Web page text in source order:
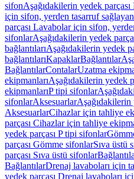
sifonAşağıdakilerin yedek
için sifon, yerden tasarruf
parçası Lavabolar için sifon,
sifonlarAşağıdakilerin yedek
bağlantılarıAşağıdakilerin yedek
bağlantılarıKapaklarBağlantılar
BağlantılarContalarUzatma
ekipmanlarıAşağıdakilerin yedek
ekipmanlarıP tipi sifonlar
sifonlarAksesuarlarAşağıdakilerin
AksesuarlarCihazlar için tahliye
parçası Cihazlar için tahliye
yedek parçası P tipi sifonlar
parçası Gömme sifonlarSıva üstü
parçası Sıva üstü sifonlar
BağlantılarDrenaj lavaboları için
yedek parçası Drenaj lavaboları